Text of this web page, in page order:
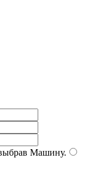
Машину.